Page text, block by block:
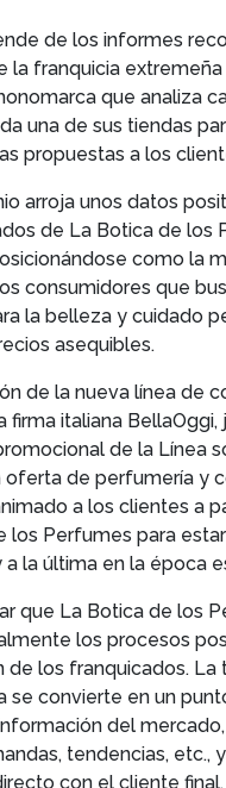
de los informes
la franquicia extremeña
que analiza
una de sus tiendas
propuestas a los
arroja unos datos
de La Botica de los
como la
consumidores que
la belleza y cuidado
asequibles.
de la nueva línea de
firma italiana BellaOggi,
de la Línea
oferta de perfumería y
a los clientes a
los Perfumes para estar
a la última en la época
que La Botica de los
los procesos
de los franquicados. La
se convierte en un
del
tendencias, etc.,
con el cliente final.